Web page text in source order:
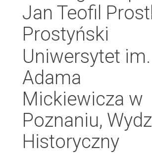
Jan Teofil
Prostyński
Uniwersytet im.
Adama
Mickiewicza w
Poznaniu,
Historyczny